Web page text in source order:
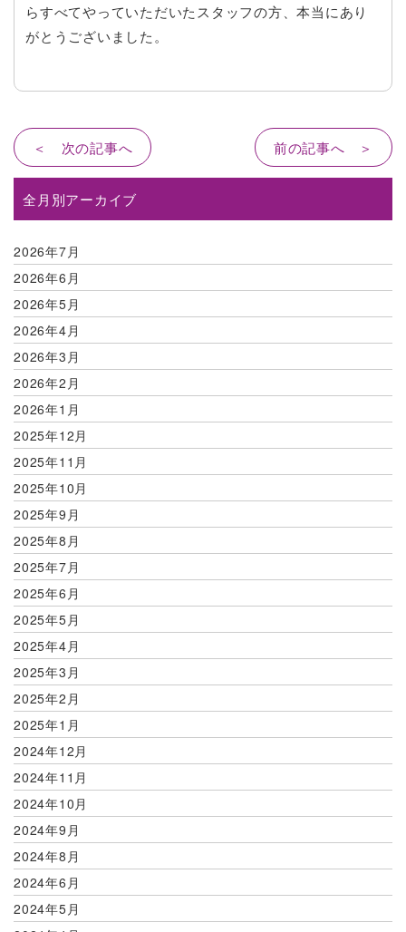
らすべてやっていただいたスタッフの方、本当にあり
がとうございました。
＜ 次の記事へ 前の記事へ ＞
全月別アーカイブ
2026年7月
2026年6月
2026年5月
2026年4月
2026年3月
2026年2月
2026年1月
2025年12月
2025年11月
2025年10月
2025年9月
2025年8月
2025年7月
2025年6月
2025年5月
2025年4月
2025年3月
2025年2月
2025年1月
2024年12月
2024年11月
2024年10月
2024年9月
2024年8月
2024年6月
2024年5月